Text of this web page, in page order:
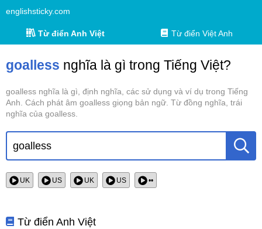
englishsticky.com
Từ điển Anh Việt Từ điển Việt Anh
goalless nghĩa là gì trong Tiếng Việt?
goalless nghĩa là gì, định nghĩa, các sử dụng và ví dụ trong Tiếng
Anh. Cách phát âm goalless giọng bản ngữ. Từ đồng nghĩa, trái
nghĩa của goalless.
UK US UK US ••
Từ điển Anh Việt